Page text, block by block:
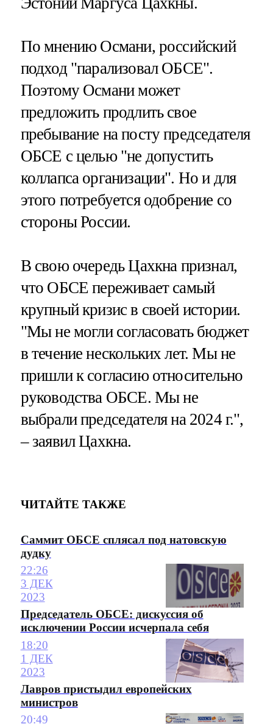
По мнению Османи, российский
подход "парализовал ОБСЕ".
Поэтому Османи может
предложить продлить свое
пребывание на посту председателя
ОБСЕ с целью "не допустить
коллапса организации". Но и для
этого потребуется одобрение со
стороны России.
В свою очередь Цахкна признал,
что ОБСЕ переживает самый
крупный кризис в своей истории.
"Мы не могли согласовать бюджет
в течение нескольких лет. Мы не
пришли к согласию относительно
руководства ОБСЕ. Мы не
выбрали председателя на 2024 г.",
– заявил Цахкна.
ЧИТАЙТЕ ТАКЖЕ
Саммит ОБСЕ сплясал под натовскую
дудку
22:26
3 ДЕК
2023
Председатель ОБСЕ: дискуссия об
исключении России исчерпала себя
18:20
1 ДЕК
2023
Лавров пристыдил европейских
министров
20:49